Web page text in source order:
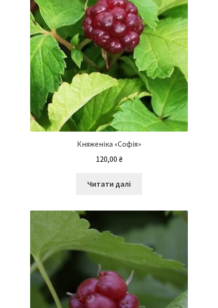
Княженіка «Софія»
120,00 ₴
Читати далі